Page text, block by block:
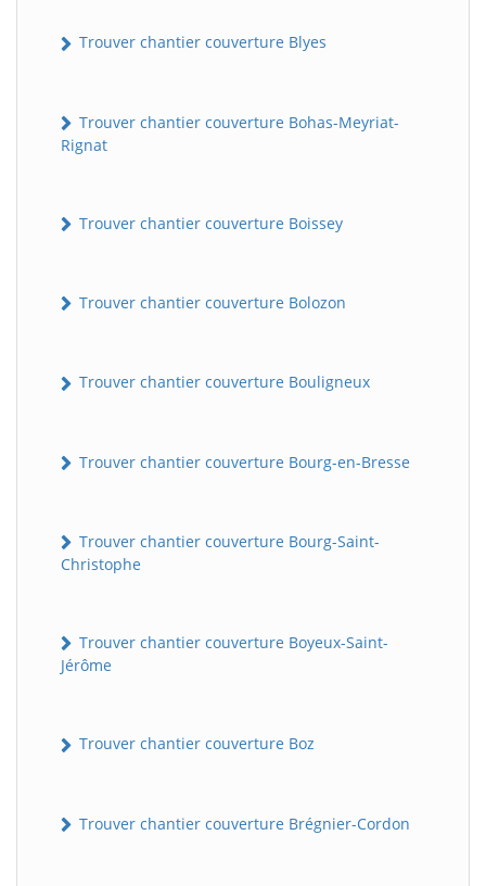
Trouver chantier couverture Blyes
Trouver chantier couverture Bohas-Meyriat-
Rignat
Trouver chantier couverture Boissey
Trouver chantier couverture Bolozon
Trouver chantier couverture Bouligneux
Trouver chantier couverture Bourg-en-Bresse
Trouver chantier couverture Bourg-Saint-
Christophe
Trouver chantier couverture Boyeux-Saint-
Jérôme
Trouver chantier couverture Boz
Trouver chantier couverture Brégnier-Cordon